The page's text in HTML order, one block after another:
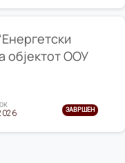
објектот ООУ
ЗАВРШЕН